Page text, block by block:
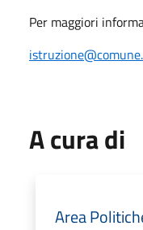
Per maggiori
A cura di
Area